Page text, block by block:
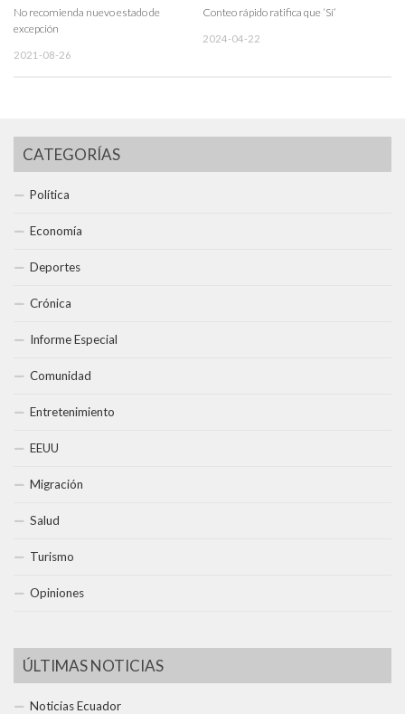
No recomienda nuevo estado de
excepción
2021-08-26
Conteo rápido ratifica que ‘Sí’
2024-04-22
CATEGORÍAS
Política
Economía
Deportes
Crónica
Informe Especial
Comunidad
Entretenimiento
EEUU
Migración
Salud
Turismo
Opiniones
ÚLTIMAS NOTICIAS
Noticias Ecuador